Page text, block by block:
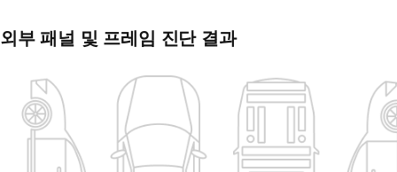
외부 패널 및 프레임 진단 결과